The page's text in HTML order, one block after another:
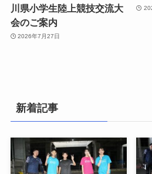
川県小学生陸上競技交流大
会のご案内
2026年7月27日
新着記事